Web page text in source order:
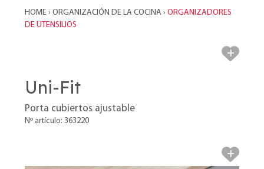
HOME › ORGANIZACIÓN DE LA COCINA › ORGANIZADORES
DE UTENSILIOS
Uni-Fit
Porta cubiertos ajustable
Nº artículo: 363220